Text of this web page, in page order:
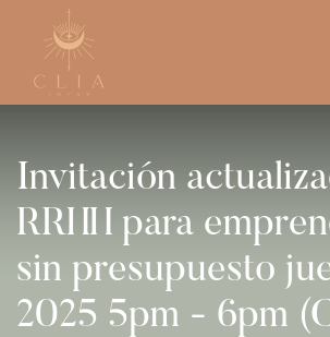
Invitación
RRHH para
sin presupuesto
2025 5pm - 6pm